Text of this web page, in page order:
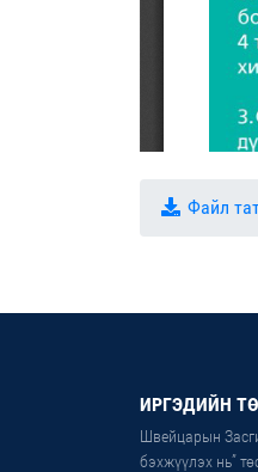
Файл
ИРГЭДИЙН
Швейцарын
бэхжүүлэх нь”